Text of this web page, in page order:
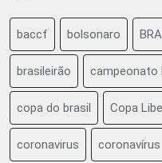
baccf bolsonaro
brasileirão campeonato
copa do brasil Copa
coronavirus coronavírus